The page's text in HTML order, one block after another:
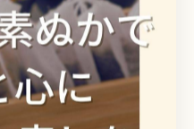
す。中でもマコモ配合の
や敏感肌の方から支持さ
モ入浴剤は、手軽に自宅